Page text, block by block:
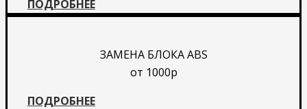
ПОДРОБНЕЕ
ЗАМЕНА БЛОКА ABS
от 1000р
ПОДРОБНЕЕ